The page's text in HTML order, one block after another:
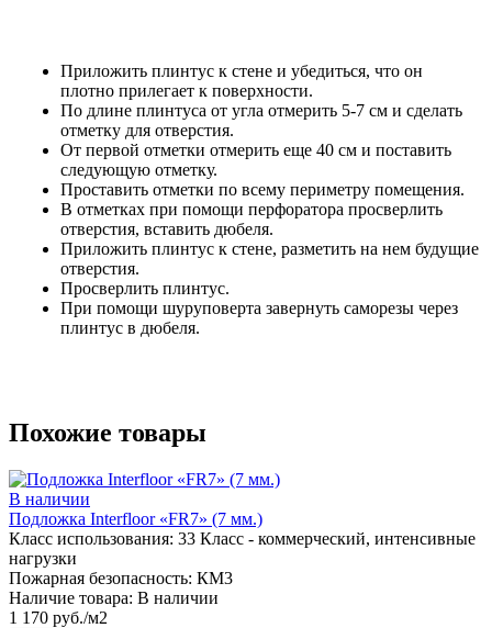
Приложить плинтус к стене и убедиться, что он
плотно прилегает к поверхности.
По длине плинтуса от угла отмерить 5-7 см и сделать
отметку для отверстия.
От первой отметки отмерить еще 40 см и поставить
следующую отметку.
Проставить отметки по всему периметру помещения.
В отметках при помощи перфоратора просверлить
отверстия, вставить дюбеля.
Приложить плинтус к стене, разметить на нем будущие
отверстия.
Просверлить плинтус.
При помощи шуруповерта завернуть саморезы через
плинтус в дюбеля.
Похожие товары
В наличии
Подложка Interfloor «FR7» (7 мм.)
Класс использования: 33 Класс - коммерческий, интенсивные
нагрузки
Пожарная безопасность: КМ3
Наличие товара: В наличии
1 170 руб./м2